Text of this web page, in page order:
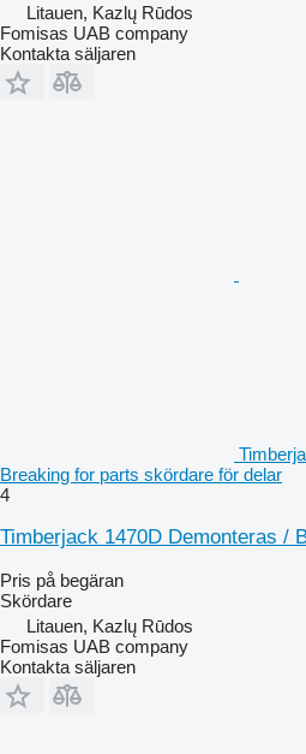
Litauen, Kazlų Rūdos
Fomisas UAB company
Kontakta säljaren
Breaking for parts skördare för delar
4
Timberjack 1470D Demonteras /
Pris på begäran
Skördare
Litauen, Kazlų Rūdos
Fomisas UAB company
Kontakta säljaren